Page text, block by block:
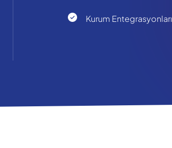
Kurum Entegrasyonları